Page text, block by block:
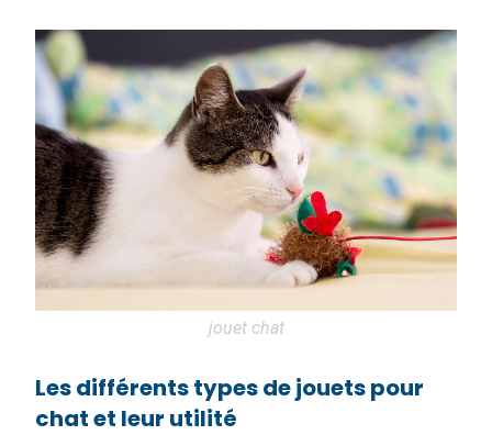
jouet chat
Les différents types de jouets pour
chat et leur utilité